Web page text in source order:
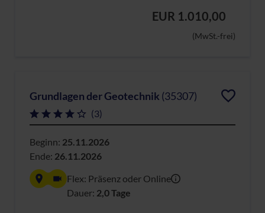
EUR 1.010,00
(MwSt.-frei)
Grundlagen der Geotechnik (35307)
(3)
Beginn: 25.11.2026
Ende: 26.11.2026
Flex: Präsenz oder Online
Dauer: 2,0 Tage